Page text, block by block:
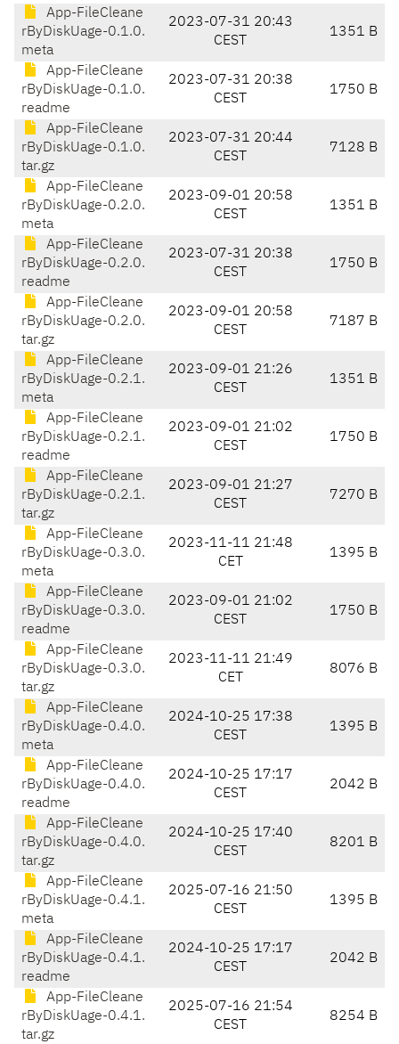
App-FileCleane
rByDiskUage-0.1.0.
meta
2023-07-31 20:43
CEST
1351 B
App-FileCleane
rByDiskUage-0.1.0.
readme
2023-07-31 20:38
CEST
1750 B
App-FileCleane
rByDiskUage-0.1.0.
tar.gz
2023-07-31 20:44
CEST
7128 B
App-FileCleane
rByDiskUage-0.2.0.
meta
2023-09-01 20:58
CEST
1351 B
App-FileCleane
rByDiskUage-0.2.0.
readme
2023-07-31 20:38
CEST
1750 B
App-FileCleane
rByDiskUage-0.2.0.
tar.gz
2023-09-01 20:58
CEST
7187 B
App-FileCleane
rByDiskUage-0.2.1.
meta
2023-09-01 21:26
CEST
1351 B
App-FileCleane
rByDiskUage-0.2.1.
readme
2023-09-01 21:02
CEST
1750 B
App-FileCleane
rByDiskUage-0.2.1.
tar.gz
2023-09-01 21:27
CEST
7270 B
App-FileCleane
rByDiskUage-0.3.0.
meta
2023-11-11 21:48
CET
1395 B
App-FileCleane
rByDiskUage-0.3.0.
readme
2023-09-01 21:02
CEST
1750 B
App-FileCleane
rByDiskUage-0.3.0.
tar.gz
2023-11-11 21:49
CET
8076 B
App-FileCleane
rByDiskUage-0.4.0.
meta
2024-10-25 17:38
CEST
1395 B
App-FileCleane
rByDiskUage-0.4.0.
readme
2024-10-25 17:17
CEST
2042 B
App-FileCleane
rByDiskUage-0.4.0.
tar.gz
2024-10-25 17:40
CEST
8201 B
App-FileCleane
rByDiskUage-0.4.1.
meta
2025-07-16 21:50
CEST
1395 B
App-FileCleane
rByDiskUage-0.4.1.
readme
2024-10-25 17:17
CEST
2042 B
App-FileCleane
rByDiskUage-0.4.1.
tar.gz
2025-07-16 21:54
CEST
8254 B